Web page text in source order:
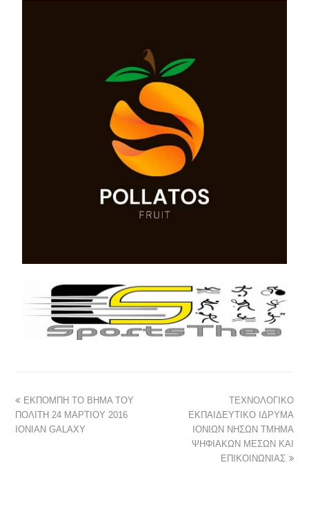
ΕΚΠΟΜΠΗ ΤΟ ΒΗΜΑ ΤΟΥ
ΠΟΛΙΤΗ 24 ΜΑΡΤΙΟΥ 2016
IONIAN GALAXY
ΤΕΧΝΟΛΟΓΙΚΟ
ΕΚΠΑΙΔΕΥΤΙΚΟ ΙΔΡΥΜΑ
ΙΟΝΙΩΝ ΝΗΣΩΝ ΤΜΗΜΑ
ΨΗΦΙΑΚΩΝ ΜΕΣΩΝ ΚΑΙ
ΕΠΙΚΟΙΝΩΝΙΑΣ